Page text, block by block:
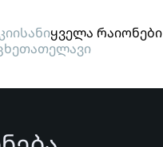
ისანიყველა რაიონები
თელავი